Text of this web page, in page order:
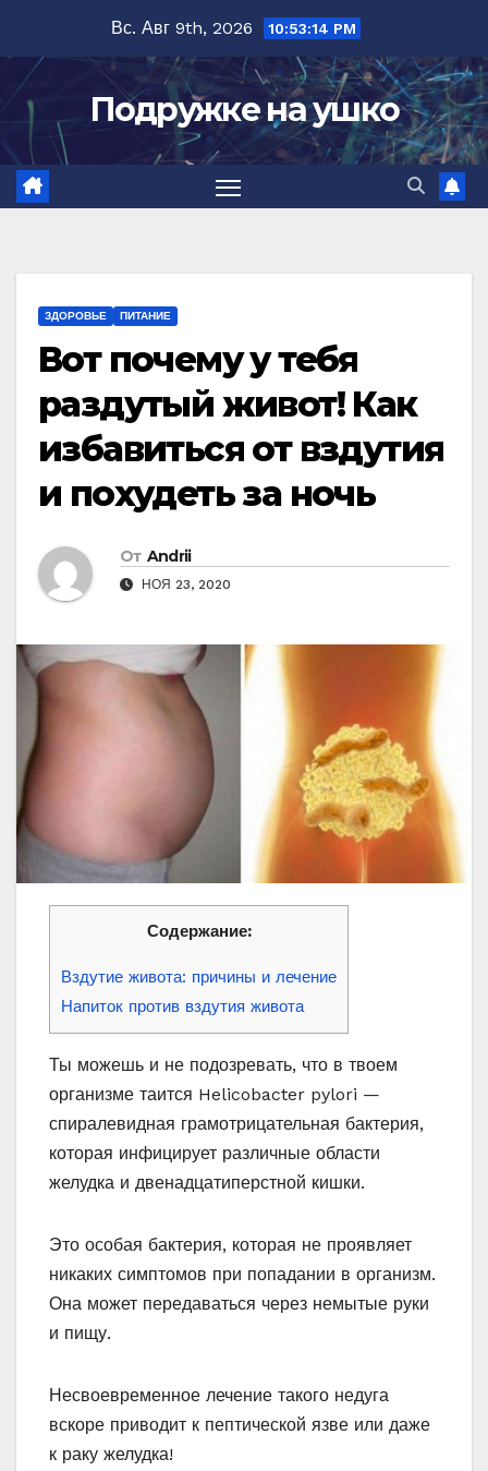
содержимому
Вс. Авг 9th, 2026 10:53:15 PM
Подружке на ушко
ЗДОРОВЬЕ ПИТАНИЕ
Вот почему у тебя
раздутый живот! Как
избавиться от вздутия
и похудеть за ночь
От Andrii
НОЯ 23, 2020
Содержание:
Вздутие живота: причины и лечение
Напиток против вздутия живота
Ты можешь и не подозревать, что в твоем
организме таится Helicobacter pylori —
спиралевидная грамотрицательная бактерия,
которая инфицирует различные области
желудка и двенадцатиперстной кишки.
Это особая бактерия, которая не проявляет
никаких симптомов при попадании в организм.
Она может передаваться через немытые руки
и пищу.
Несвоевременное лечение такого недуга
вскоре приводит к пептической язве или даже
к раку желудка!